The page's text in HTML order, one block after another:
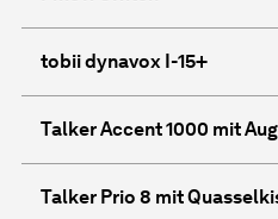
tobii dynavox I-15+
Talker Accent 1000 mit
Talker Prio 8 mit